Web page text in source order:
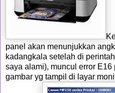
panel akan menunjukkan
kadangkala setelah di
saya alami), muncul error
gambar yg tampil di layar